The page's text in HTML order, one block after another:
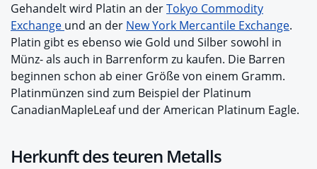
Gehandelt wird Platin an derTokyo Commodity
Exchange und an der New York Mercantile Exchange.
Platin gibt es ebenso wie Gold und Silber sowohl in
Münz- als auch in Barrenform zu kaufen. Die Barren
beginnen schon ab einer Größe von einem Gramm.
Platinmünzen sind zum Beispiel der Platinum
CanadianMapleLeaf und der American Platinum Eagle.
Herkunft des teuren Metalls